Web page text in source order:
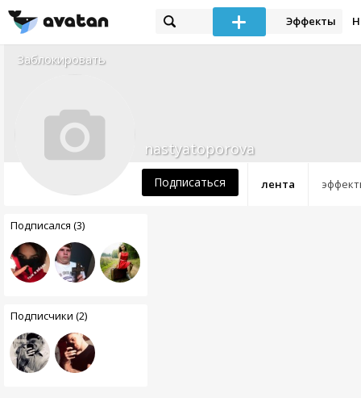
Эффекты
Заблокировать
лента
nastyatoporova
Подписаться
Подписался (3)
Подписчики (2)